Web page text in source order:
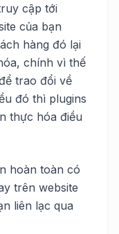
cập tới
của bạn
hàng đó lại
chính vì thế
trao đổi về
đó thì plugins
thực hóa điều
hoàn toàn có
trên website
liên lạc qua